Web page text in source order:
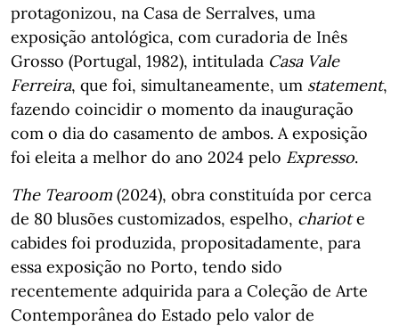
protagonizou, na Casa de Serralves, uma
exposição antológica, com curadoria de Inês
Grosso (Portugal, 1982), intitulada Casa Vale
Ferreira, que foi, simultaneamente, um statement,
fazendo coincidir o momento da inauguração
com o dia do casamento de ambos. A exposição
foi eleita a melhor do ano 2024 pelo Expresso.
The Tearoom (2024), obra constituída por cerca
de 80 blusões customizados, espelho, chariote
cabides foi produzida, propositadamente, para
essa exposição no Porto, tendo sido
recentemente adquirida para a Coleção de Arte
Contemporânea do Estado pelo valor de